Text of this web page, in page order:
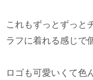
これもずっとずっと
ラフに着れる感じで
ロゴも可愛いくて色